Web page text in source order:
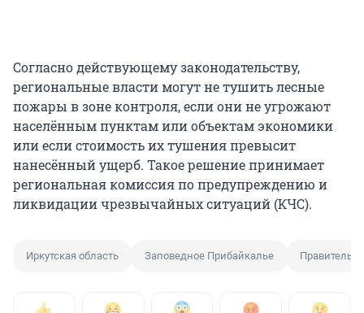
Согласно действующему законодательству,
региональные власти могут не тушить лесные
пожары в зоне контроля, если они не угрожают
населённым пунктам или объектам экономики
или если стоимость их тушения превысит
нанесённый ущерб. Такое решение принимает
региональная комиссия по предупреждению и
ликвидации чрезвычайных ситуаций (КЧС).
Иркутская область Заповедное Прибайкалье